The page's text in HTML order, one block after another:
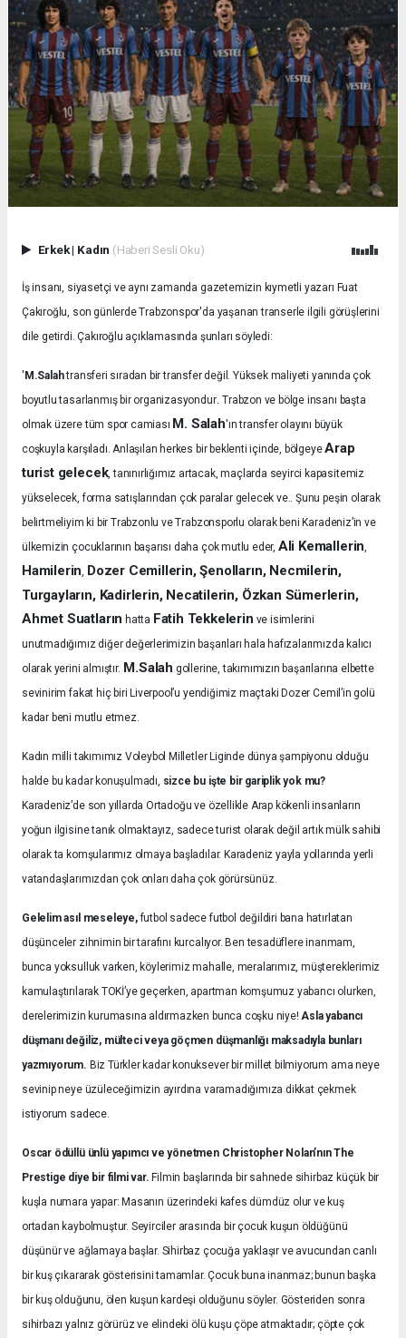
Erkek| Kadın (Haberi Sesli Oku)
İş insanı, siyasetçi ve aynı zamanda gazetemizin kıymetli yazarı Fuat
Çakıroğlu, son günlerde Trabzonspor'da yaşanan transerle ilgili görüşlerini
dile getirdi. Çakıroğlu açıklamasında şunları söyledi:
' M.Salahtransferi sıradan bir transfer değil. Yüksek maliyeti yanında çok
boyutlu tasarlanmış bir organizasyondur.Trabzon ve bölge insanı başta
olmak üzere tüm spor camiası M. Salah'ın transfer olayını büyük
coşkuyla karşıladı.Anlaşılan herkes bir beklenti içinde, bölgeyeArap
turist gelecek, tanınırlığımız artacak, maçlarda seyirci kapasitemiz
yükselecek, forma satışlarından çok paralar gelecek ve.. Şunu peşin olarak
belirtmeliyim ki bir Trabzonlu ve Trabzonsporlu olarak beni Karadeniz’in ve
ülkemizin çocuklarının başarısı daha çok mutlu eder, Ali Kemallerin,
Hamilerin, Dozer Cemillerin, Şenolların, Necmilerin,
Turgayların, Kadirlerin, Necatilerin, Özkan Sümerlerin,
Ahmet Suatların hatta Fatih Tekkelerin ve isimlerini
unutmadığımız diğer değerlerimizin başarıları hala hafızalarımızda kalıcı
olarak yerini almıştır. M.Salah gollerine, takımımızın başarılarına elbette
sevinirim fakat hiç biri Liverpool’u yendiğimiz maçtaki Dozer Cemil’in golü
kadar beni mutlu etmez.
Kadın milli takımımız Voleybol Milletler Liginde dünya şampiyonu olduğu
halde bu kadar konuşulmadı, sizce bu işte bir gariplik yok mu?
Karadeniz’de son yıllarda Ortadoğu ve özellikle Arap kökenli insanların
yoğun ilgisine tanık olmaktayız, sadece turist olarak değil artık mülk sahibi
olarak ta komşularımız olmaya başladılar. Karadeniz yayla yollarında yerli
vatandaşlarımızdan çok onları daha çok görürsünüz.
Gelelim asıl meseleye,futbol sadece futbol değildiri bana hatırlatan
düşünceler zihnimin bir tarafını kurcalıyor. Ben tesadüflere inanmam,
bunca yoksulluk varken, köylerimiz mahalle, meralarımız, müştereklerimiz
kamulaştırılarak TOKİ’ye geçerken, apartman komşumuz yabancı olurken,
derelerimizin kurumasına aldırmazken bunca coşku niye!Asla yabancı
düşmanı değiliz, mülteci veya göçmen düşmanlığı maksadıyla bunları
yazmıyorum. Biz Türkler kadar konuksever bir millet bilmiyorum ama neye
sevinip neye üzüleceğimizin ayırdına varamadığımıza dikkat çekmek
istiyorum sadece.
Oscar ödüllü ünlü yapımcı ve yönetmen Christopher Nolan’nın The
Prestige diye bir filmi var. Filmin başlarında bir sahnede sihirbaz küçük bir
kuşla numara yapar: Masanın üzerindeki kafes dümdüz olur ve kuş
ortadan kaybolmuştur. Seyirciler arasında bir çocuk kuşun öldüğünü
düşünür ve ağlamaya başlar. Sihirbaz çocuğa yaklaşır ve avucundan canlı
bir kuş çıkararak gösterisini tamamlar. Çocuk buna inanmaz; bunun başka
bir kuş olduğunu, ölen kuşun kardeşi olduğunu söyler. Gösteriden sonra
sihirbazı yalnız görürüz ve elindeki ölü kuşu çöpe atmaktadır; çöpte çok